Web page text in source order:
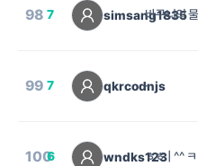
98 7 simsang1835
99 7 qkrcodnjs
-
1006 wndks123